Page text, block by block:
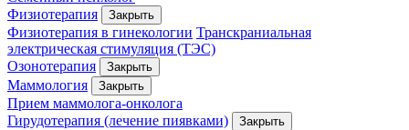
Физиотерапия
Закрыть
Физиотерапия в гинекологии Транскраниальная
электрическая стимуляция (ТЭС)
Озонотерапия
Закрыть
Маммология Закрыть
Прием маммолога-онколога
Гирудотерапия (лечение пиявками)
Закрыть